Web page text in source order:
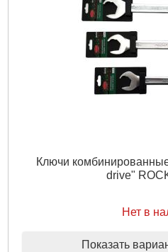
Ключи
drive"
Нет в
Показать